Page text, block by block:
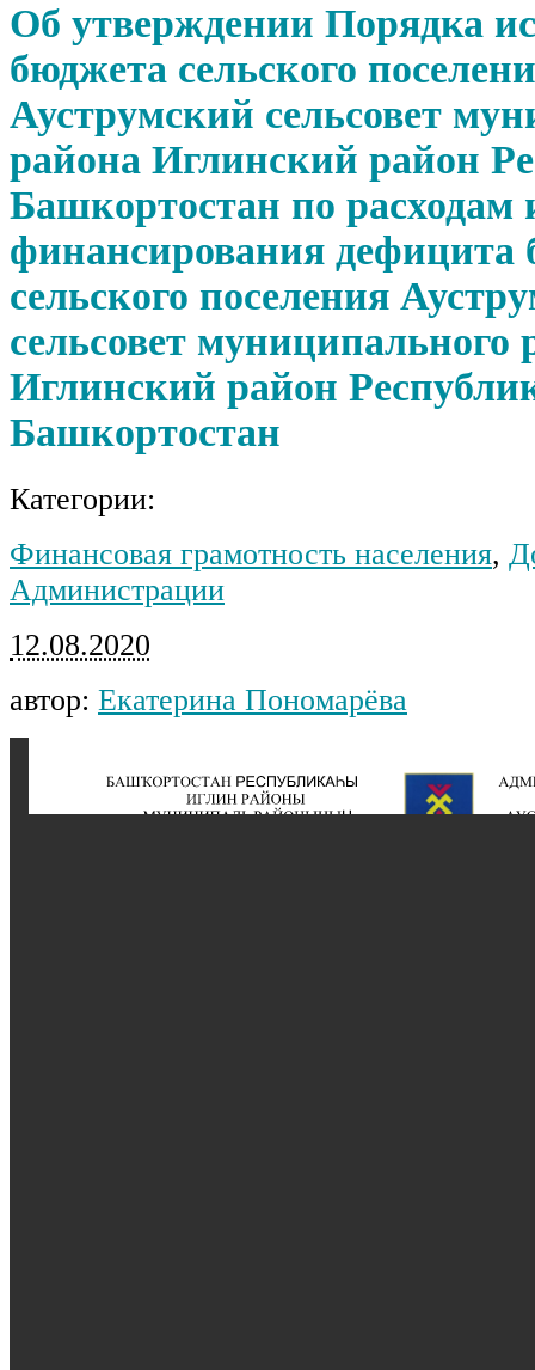
Об утверждении Порядка
бюджета сельского
Ауструмский сельсовет
района Иглинский район
Башкортостан по расходам
финансирования дефицита
сельского поселения
сельсовет муниципального
Иглинский район
Башкортостан
Категории:
Финансовая грамотность населения,
Администрации
12.08.2020
автор: Екатерина Пономарёва